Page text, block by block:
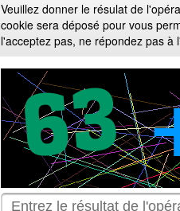
Veuillez donner le résulat de
cookie sera déposé pour vous
l'acceptez pas, ne répondez pas à